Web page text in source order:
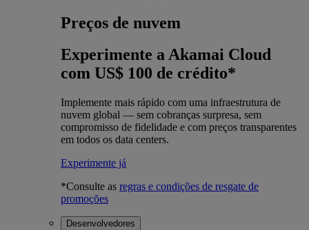
Preços de nuvem
Experimente a Akamai Cloud
com US$ 100 de crédito*
Implemente mais rápido com uma infraestrutura de
nuvem global — sem cobranças surpresa, sem
compromisso de fidelidade e com preços transparentes
em todos os data centers.
Experimente já
*Consulte as regras e condições de resgate de
promoções
Desenvolvedores